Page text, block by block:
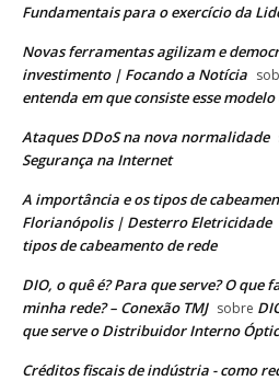
Fundamentais para o exercício da
Novas ferramentas agilizam e
investimento | Focando a Notícia
entenda em que consiste esse modelo
Ataques DDoS na nova normalidade
Segurança na Internet
A importância e os tipos de
Florianópolis | Desterro Eletricidade
tipos de cabeamento de rede
DIO, o quê é? Para que serve? O que
minha rede? – Conexão TMJ sobre
que serve o Distribuidor Interno
Créditos fiscais de indústria - como